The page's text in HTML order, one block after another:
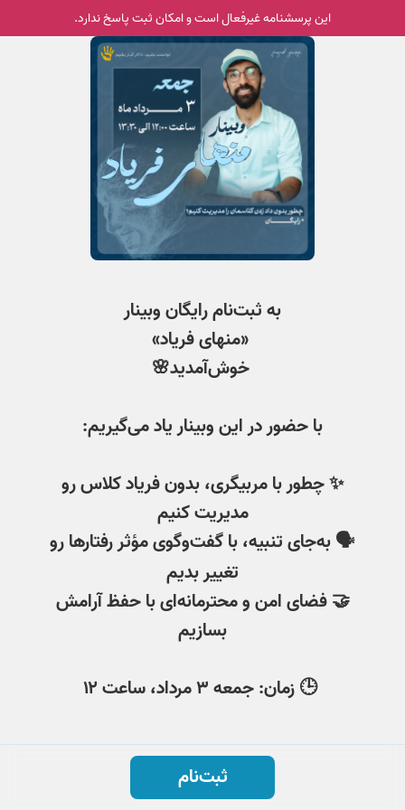
این پرسشنامه غیر‌فعال است و امکان ثبت پاسخ ندارد.
به ثبت‌نام رایگان وبینار
«منهای فریاد»
خوش‌آمدید🌸
با حضور در این وبینار یاد می‌گیریم:
✨ چطور با مربیگری، بدون فریاد کلاس رو
مدیریت کنیم
🗣 به‌جای تنبیه، با گفت‌وگوی مؤثر رفتارها رو
تغییر بدیم
🤝 فضای امن و محترمانه‌ای با حفظ آرامش
بسازیم
🕒زمان:جمعه ۳ مرداد، ساعت ۱۲
ثبت‌نام